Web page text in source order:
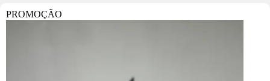
PROMOÇÃO